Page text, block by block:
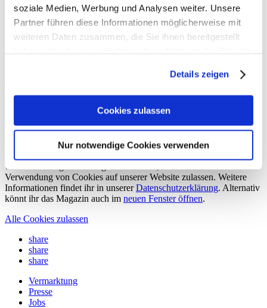
soziale Medien, Werbung und Analysen weiter. Unsere
Partner führen diese Informationen möglicherweise mit
weiteren Daten zusammen, die Sie ihnen bereitgestellt
Details zeigen
Cookies zulassen
Nur notwendige Cookies verwenden
Follow my blog with Bloglovin
10/2 Bestickte Jacke
die bestickte Jackeaus unserem
Um dieses Magazin anzeigen zu können, müsst ihr zuerst die
Verwendung von Cookies auf unserer Website zulassen. Weitere
Informationen findet ihr in unsererDatenschutzerklärung. Alternativ
könnt ihr das Magazin auch im neuen Fenster öffnen.
Alle Cookies zulassen
share
share
share
Vermarktung
Presse
Jobs